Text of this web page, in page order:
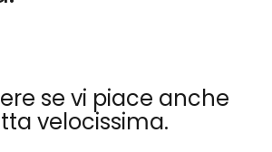
se vi piace anche
velocissima.